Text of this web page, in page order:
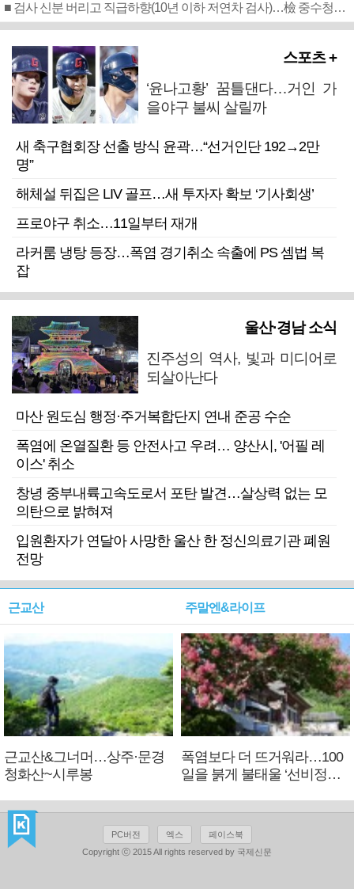
■ 검사 신분 버리고 직급하향(10년 이하 저연차 검사)…檢 중수청행 기피
스포츠 +
‘윤나고황’ 꿈틀댄다…거인 가
을야구 불씨 살릴까
새 축구협회장 선출 방식 윤곽…“선거인단 192→2만
명”
해체설 뒤집은 LIV 골프…새 투자자 확보 ‘기사회생’
프로야구 취소…11일부터 재개
라커룸 냉탕 등장…폭염 경기취소 속출에 PS 셈법 복
잡
울산·경남 소식
진주성의 역사, 빛과 미디어로
되살아난다
마산 원도심 행정·주거복합단지 연내 준공 수순
폭염에 온열질환 등 안전사고 우려… 양산시, '어필 레
이스' 취소
창녕 중부내륙고속도로서 포탄 발견…살상력 없는 모
의탄으로 밝혀져
입원환자가 연달아 사망한 울산 한 정신의료기관 폐원
전망
근교산
근교산&그너머…상주·문경
청화산~시루봉
주말엔&라이프
폭염보다 더 뜨거워라…100
일을 붉게 불태울 ‘선비정신’
PC버전 엑스
페이스북
Copyright ⓒ 2015 All rights reserved by 국제신문